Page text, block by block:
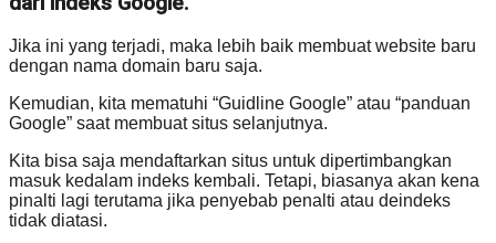
Jika ini yang terjadi, maka lebih baik membuat website baru
dengan nama domain baru saja.
Kemudian, kita mematuhi “Guidline Google” atau “panduan
Google” saat membuat situs selanjutnya.
Kita bisa saja mendaftarkan situs untuk dipertimbangkan
masuk kedalam indeks kembali. Tetapi, biasanya akan kena
pinalti lagi terutama jika penyebab penalti atau deindeks
tidak diatasi.